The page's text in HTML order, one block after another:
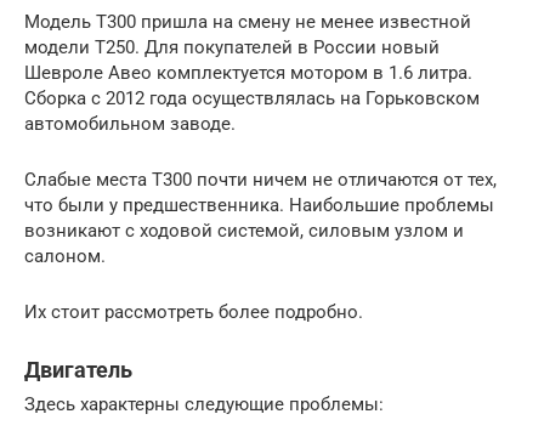
Модель Т300 пришла на смену не менее известной
модели Т250. Для покупателей в России новый
Шевроле Авео комплектуется мотором в 1.6 литра.
Сборка с 2012 года осуществлялась на Горьковском
автомобильном заводе.
Слабые места Т300 почти ничем не отличаются от тех,
что были у предшественника. Наибольшие проблемы
возникают с ходовой системой, силовым узлом и
салоном.
Их стоит рассмотреть более подробно.
Двигатель
Здесь характерны следующие проблемы: